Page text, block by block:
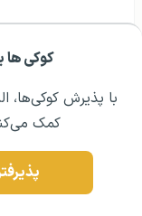
کوکی ها
با پذیرش کوکی‌ها،
کمک
مشــاوره اولیه رایگان:
زندگی در
شرایط کار
شما به‌عنوان
تحصیل در دانشگاه